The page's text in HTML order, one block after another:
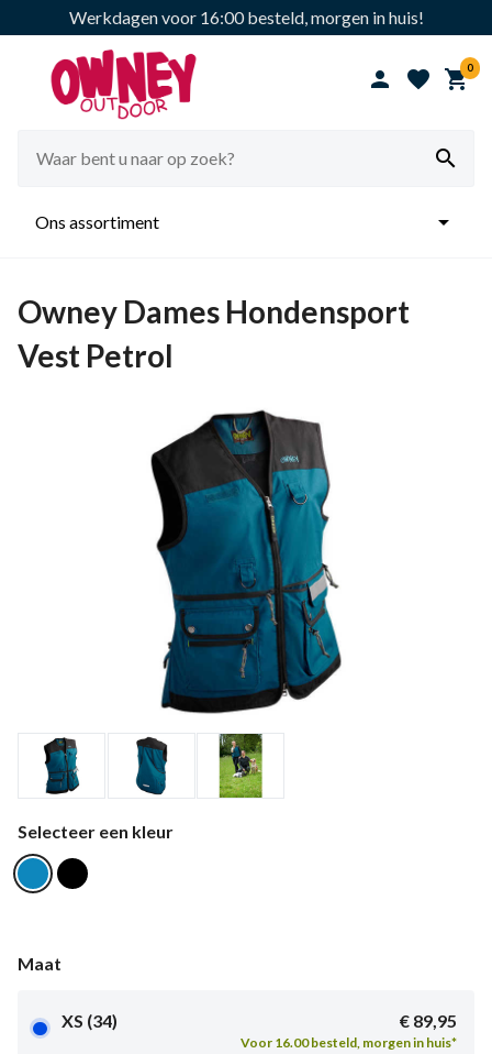
Werkdagen voor 16:00 besteld, morgen in huis!
  0

Ons assortiment 
Owney Dames Hondensport
Vest Petrol
Selecteer een kleur
Maat
XS (34) € 89,95
Voor 16.00 besteld, morgen in huis*